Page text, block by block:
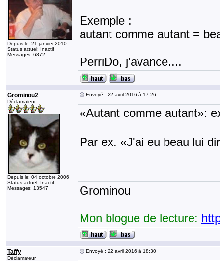
Depuis le: 21 janvier 2010
Status actuel: Inactif
Messages: 6872
Exemple :
autant comme autant =
PerriDo, j'avance....
Grominou2
Déclamateur
Depuis le: 04 octobre 2006
Status actuel: Inactif
Messages: 13547
Envoyé : 22 avril 2016 à 17:26
«Autant comme autant»:
Par ex. «J'ai eu beau lui
Grominou
Mon blogue de lecture:
Taffy
Déclamateur
Envoyé : 22 avril 2016 à 18:30